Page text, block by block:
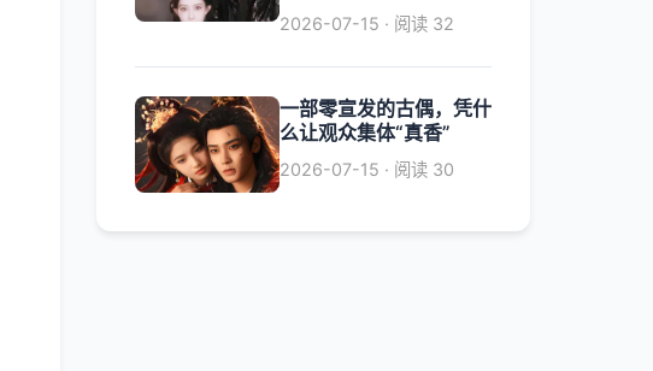
2026-07-15 · 阅读 32
一部零宣发的古偶，凭什
么让观众集体“真香”
2026-07-15 · 阅读 30